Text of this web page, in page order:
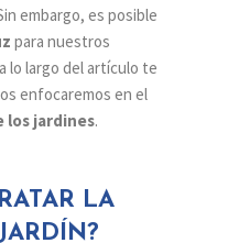
embargo, es posible
para nuestros
lo largo del artículo te
enfocaremos en el
los jardines.
LA